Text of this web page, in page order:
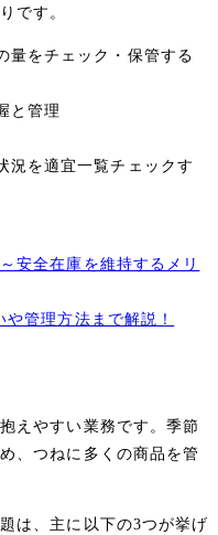
です。
量をチェック・保管する
と管理
況を適宜一覧チェックす
安全在庫を維持するメリ
管理方法まで解説！
えやすい業務です。季節
、つねに多くの商品を管
は、主に以下の3つが挙げ